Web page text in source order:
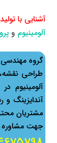
آشنایی با
آلومینیوم و
گروه
طراحی
آلومینیوم
آندایزینگ
مشتریان
جهت